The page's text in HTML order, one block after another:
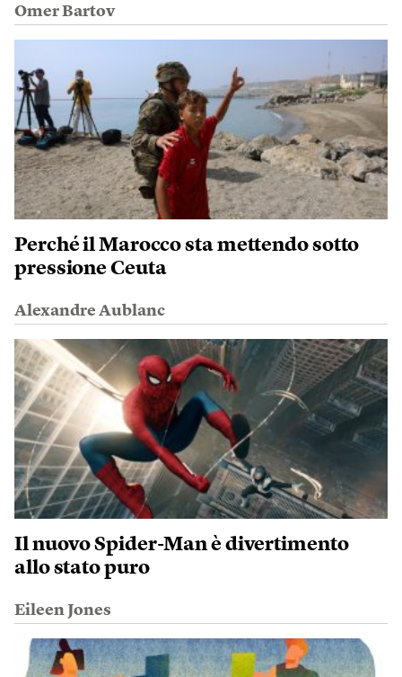
Omer Bartov
Perché il Marocco sta mettendo sotto
pressione Ceuta
Alexandre Aublanc
Il nuovo Spider-Man è divertimento
allo stato puro
Eileen Jones